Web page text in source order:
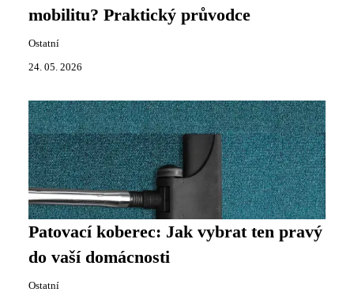
mobilitu? Praktický průvodce
Ostatní
24. 05. 2026
Patovací koberec: Jak vybrat ten pravý
do vaší domácnosti
Ostatní